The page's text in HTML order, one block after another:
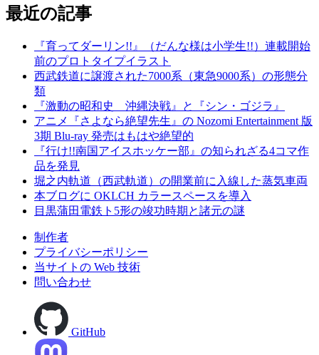
最近の記事
『育ってダーリン!!』（だんな様は小学生!!）連載開始
前のプロトタイプイラスト
西武鉄道に譲渡された7000系（東急9000系）の形態分
類
『激動の昭和史 沖縄決戦』と『シン・ゴジラ』
アニメ『さよなら絶望先生』の Nozomi Entertainment 版
3期 Blu-ray 発売はもはや絶望的
『行け!!南国アイスホッケー部』の知られざる4コマ作
品を発見
堀之内軌道（西武軌道）の開業前に入線した蒸気車両
本ブログに OKLCH カラースペースを導入
目黒蒲田電鉄ト5形の竣功時期と諸元の謎
制作者
プライバシーポリシー
当サイトの Web 技術
問い合わせ
GitHub